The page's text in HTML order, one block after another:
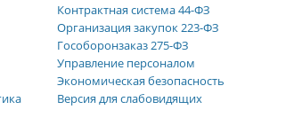
Контрактная система 44-ФЗ
Организация закупок 223-ФЗ
Гособоронзаказ 275-ФЗ
Управление персоналом
Экономическая безопасность
Версия для слабовидящих